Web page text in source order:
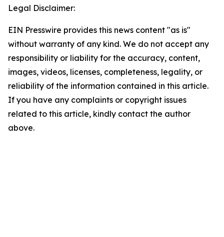
Legal Disclaimer:
EIN Presswire provides this news content "as is"
without warranty of any kind. We do not accept any
responsibility or liability for the accuracy, content,
images, videos, licenses, completeness, legality, or
reliability of the information contained in this article.
If you have any complaints or copyright issues
related to this article, kindly contact the author
above.